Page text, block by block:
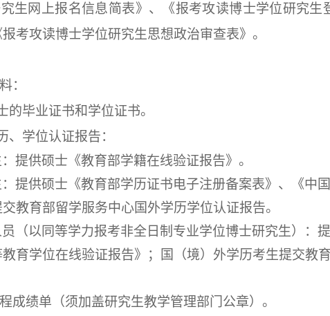
生网上报名信息简表》、《报考攻读博士学位研究
考攻读博士学位研究生思想政治审查表》。
：
的毕业证书和学位证书。
、学位认证报告：
提供硕士《教育部学籍在线验证报告》。
提供硕士《教育部学历证书电子注册备案表》、《中
交教育部留学服务中心国外学历学位认证报告。
（以同等学力报考非全日制专业学位博士研究生）：
育学位在线验证报告》；国（境）外学历考生提交教
成绩单（须加盖研究生教学管理部门公章）。